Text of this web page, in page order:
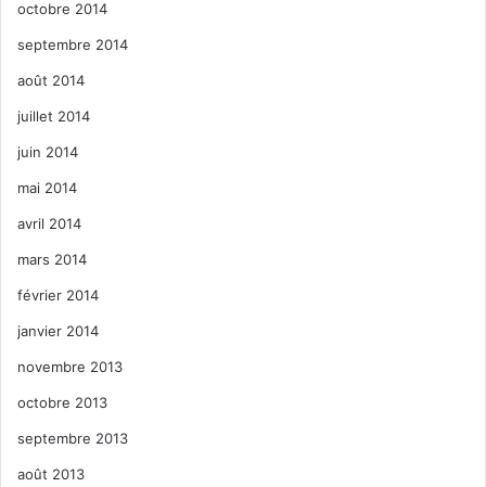
octobre 2014
septembre 2014
août 2014
juillet 2014
juin 2014
mai 2014
avril 2014
mars 2014
février 2014
janvier 2014
novembre 2013
octobre 2013
septembre 2013
août 2013